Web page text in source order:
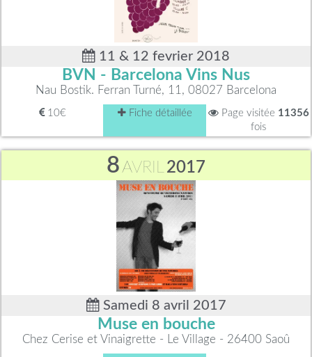
11 & 12 fevrier 2018
BVN - Barcelona Vins Nus
Nau Bostik. Ferran Turné, 11, 08027 Barcelona
10€ Fiche détaillée Page visitée 11356
fois
8AVRIL2017
Samedi 8 avril 2017
Muse en bouche
Chez Cerise et Vinaigrette - Le Village - 26400 Saoû